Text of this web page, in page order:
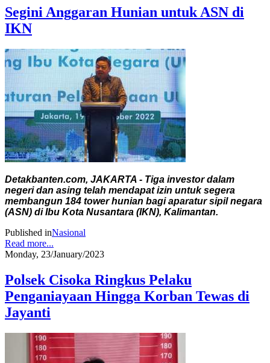
Segini Anggaran Hunian untuk ASN di
IKN
Detakbanten.com, JAKARTA - Tiga investor dalam
negeri dan asing telah mendapat izin untuk segera
membangun 184 tower hunian bagi aparatur sipil negara
(ASN) di Ibu Kota Nusantara (IKN), Kalimantan.
Published inNasional
Read more...
Monday, 23/January/2023
Polsek Cisoka Ringkus Pelaku
Penganiayaan Hingga Korban Tewas di
Jayanti